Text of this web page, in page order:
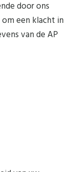
door ons
een klacht in
van de AP